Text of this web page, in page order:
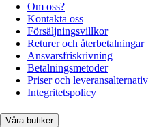
Om oss?
Kontakta oss
Försäljningsvillkor
Returer och återbetalningar
Ansvarsfriskrivning
Betalningsmetoder
Priser och leveransalternativ
Integritetspolicy
Våra butiker